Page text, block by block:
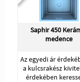
Saphir 450
medence
Az egyedi ár
a kulcsrakész
érdekében